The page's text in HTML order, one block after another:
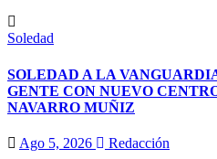
Soledad
SOLEDAD A LA
GENTE CON NUEVO
NAVARRO MUÑIZ
Ago 5, 2026
Redacción